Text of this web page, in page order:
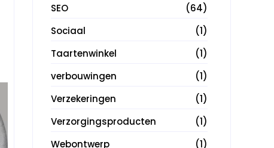
SEO
(64)
Sociaal
(1)
Taartenwinkel
(1)
verbouwingen
(1)
Verzekeringen
(1)
Verzorgingsproducten
(1)
Webontwerp
(1)